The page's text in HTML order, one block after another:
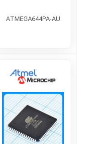
ATMEGA644PA-AU